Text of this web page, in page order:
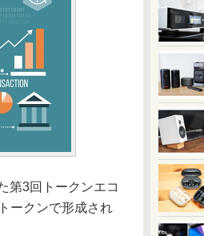
第3回トークンエコ
ークンで形成され